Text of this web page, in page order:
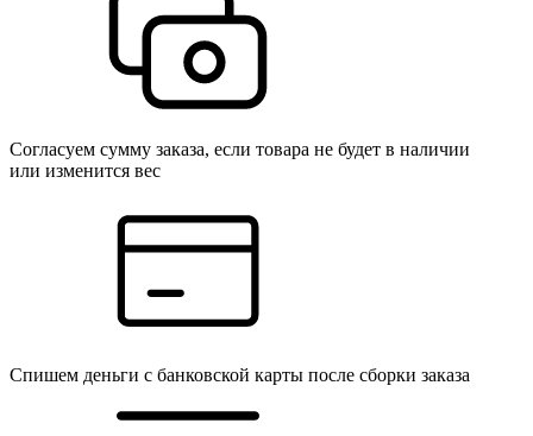
Согласуем сумму заказа, если товара не будет в наличии
или изменится вес
Спишем деньги с банковской карты после сборки заказа